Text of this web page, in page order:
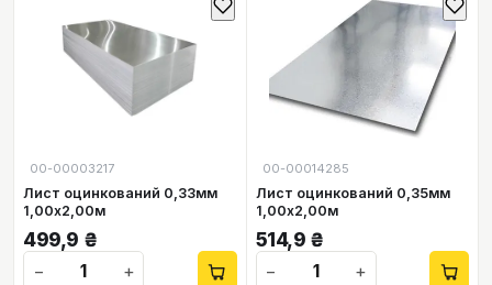
00-00003217
Лист оцинкований 0,33мм
1,00х2,00м
499,9 ₴
−
+
00-00014285
Лист оцинкований 0,35мм
1,00х2,00м
514,9 ₴
−
+